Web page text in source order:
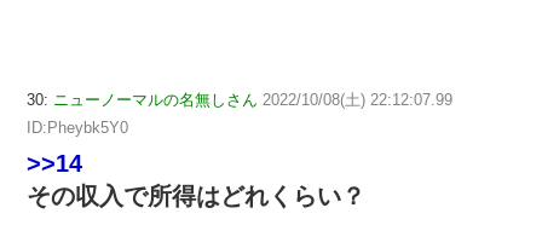
30: ニューノーマルの名無しさん 2022/10/08(土) 22:12:07.99
ID:Pheybk5Y0
>>14
その収入で所得はどれくらい？